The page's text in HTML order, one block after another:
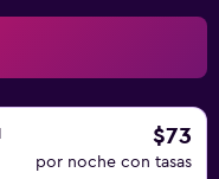
$73
por noche con tasas